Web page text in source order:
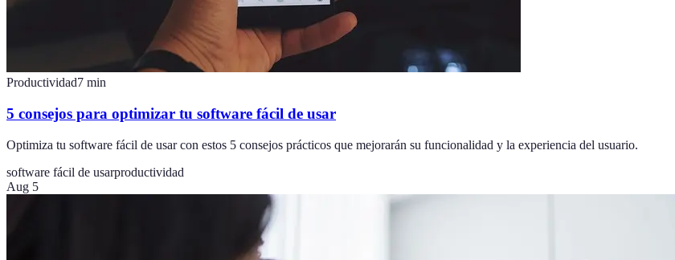
Productividad7 min
5 consejos para optimizar tu software fácil de usar
Optimiza tu software fácil de usar con estos 5 consejos prácticos que mejorarán su funcionalidad y la experiencia del usuario.
software fácil de usarproductividad
Aug 5